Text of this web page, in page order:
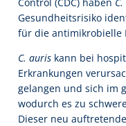
Gesundheitsrisiko
für die antimikrobielle
C. auris kann bei
Erkrankungen
gelangen und sich im
wodurch es zu
Dieser neu